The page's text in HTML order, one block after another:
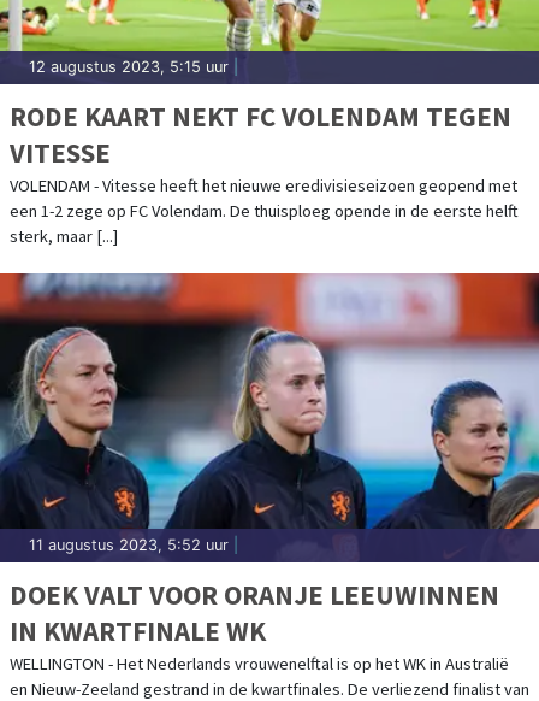
12 augustus 2023, 5:15 uur
RODE KAART NEKT FC VOLENDAM TEGEN
VITESSE
VOLENDAM - Vitesse heeft het nieuwe eredivisieseizoen geopend met
een 1-2 zege op FC Volendam. De thuisploeg opende in de eerste helft
sterk, maar [...]
11 augustus 2023, 5:52 uur
DOEK VALT VOOR ORANJE LEEUWINNEN
IN KWARTFINALE WK
WELLINGTON - Het Nederlands vrouwenelftal is op het WK in Australië
en Nieuw-Zeeland gestrand in de kwartfinales. De verliezend finalist van